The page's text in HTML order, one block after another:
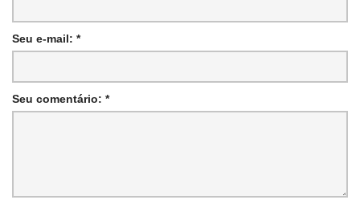
Seu e-mail: *
Seu comentário: *